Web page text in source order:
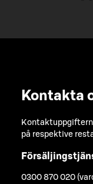
Kontakta
på respektive
0300 870 020